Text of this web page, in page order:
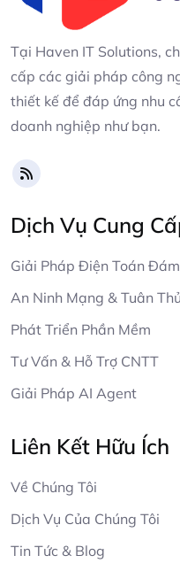
Tại Haven IT Solutions,
cấp các giải pháp công
thiết kế để đáp ứng nhu
doanh nghiệp như bạn.
Dịch Vụ Cung
Giải Pháp Điện Toán
An Ninh Mạng & Tuân Thủ
Phát Triển Phần Mềm
Tư Vấn & Hỗ Trợ CNTT
Giải Pháp AI Agent
Liên Kết Hữu Ích
Về Chúng Tôi
Dịch Vụ Của Chúng Tôi
Tin Tức & Blog